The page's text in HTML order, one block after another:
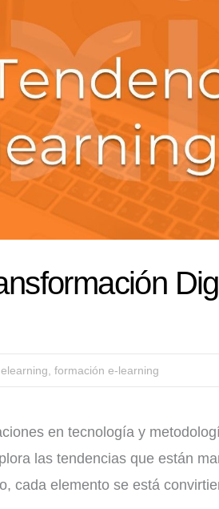
,elearning ,formación e-learning
en tecnología y
las tendencias que están
cada elemento se está